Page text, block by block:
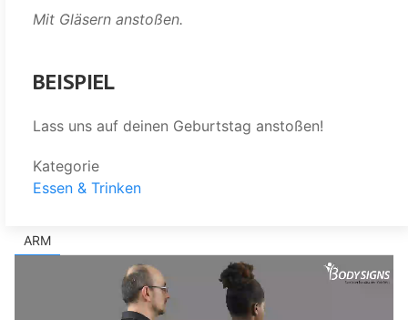
ARM
Mit Gläsern anstoßen.
BEISPIEL
Lass uns auf deinen Geburtstag anstoßen!
Kategorie
Essen & Trinken